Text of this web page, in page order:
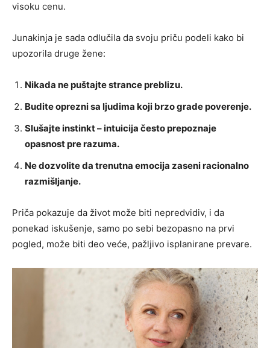
visoku cenu.
Junakinja je sada odlučila da svoju priču podeli kako bi
upozorila druge žene:
Nikada ne puštajte strance preblizu.
Budite oprezni sa ljudima koji brzo grade poverenje.
Slušajte instinkt – intuicija često prepoznaje
opasnost pre razuma.
Ne dozvolite da trenutna emocija zaseni racionalno
razmišljanje.
Priča pokazuje da život može biti nepredvidiv, i da
ponekad iskušenje, samo po sebi bezopasno na prvi
pogled, može biti deo veće, pažljivo isplanirane prevare.